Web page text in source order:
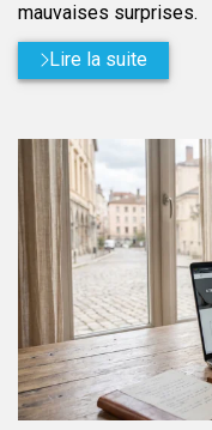
mauvaises surprises.
Lire la suite